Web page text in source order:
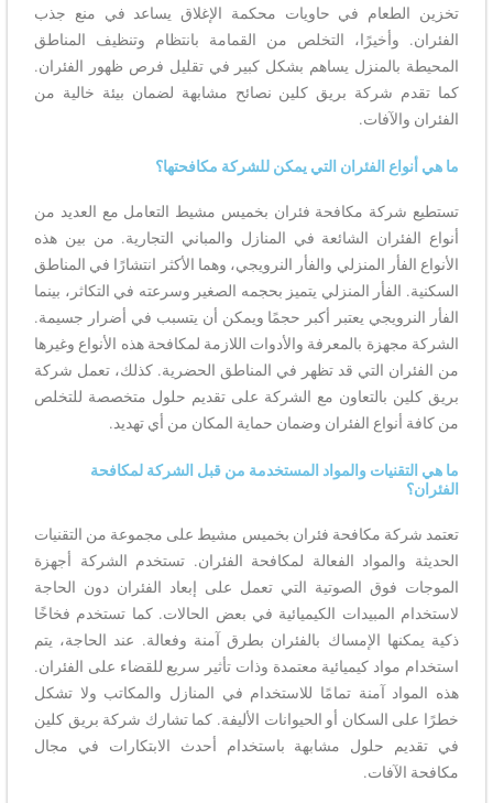
تخزين الطعام في حاويات محكمة الإغلاق يساعد في منع جذب
الفئران. وأخيرًا، التخلص من القمامة بانتظام وتنظيف المناطق
المحيطة بالمنزل يساهم بشكل كبير في تقليل فرص ظهور الفئران.
كما تقدم شركة بريق كلين نصائح مشابهة لضمان بيئة خالية من
الفئران والآفات.
ما هي أنواع الفئران التي يمكن للشركة مكافحتها؟
تستطيع شركة مكافحة فئران بخميس مشيط التعامل مع العديد من
أنواع الفئران الشائعة في المنازل والمباني التجارية. من بين هذه
الأنواع الفأر المنزلي والفأر النرويجي، وهما الأكثر انتشارًا في المناطق
السكنية. الفأر المنزلي يتميز بحجمه الصغير وسرعته في التكاثر، بينما
الفأر النرويجي يعتبر أكبر حجمًا ويمكن أن يتسبب في أضرار جسيمة.
الشركة مجهزة بالمعرفة والأدوات اللازمة لمكافحة هذه الأنواع وغيرها
من الفئران التي قد تظهر في المناطق الحضرية. كذلك، تعمل شركة
بريق كلين بالتعاون مع الشركة على تقديم حلول متخصصة للتخلص
من كافة أنواع الفئران وضمان حماية المكان من أي تهديد.
ما هي التقنيات والمواد المستخدمة من قبل الشركة لمكافحة
الفئران؟
تعتمد شركة مكافحة فئران بخميس مشيط على مجموعة من التقنيات
الحديثة والمواد الفعالة لمكافحة الفئران. تستخدم الشركة أجهزة
الموجات فوق الصوتية التي تعمل على إبعاد الفئران دون الحاجة
لاستخدام المبيدات الكيميائية في بعض الحالات. كما تستخدم فخاخًا
ذكية يمكنها الإمساك بالفئران بطرق آمنة وفعالة. عند الحاجة، يتم
استخدام مواد كيميائية معتمدة وذات تأثير سريع للقضاء على الفئران.
هذه المواد آمنة تمامًا للاستخدام في المنازل والمكاتب ولا تشكل
خطرًا على السكان أو الحيوانات الأليفة. كما تشارك شركة بريق كلين
في تقديم حلول مشابهة باستخدام أحدث الابتكارات في مجال
مكافحة الآفات.